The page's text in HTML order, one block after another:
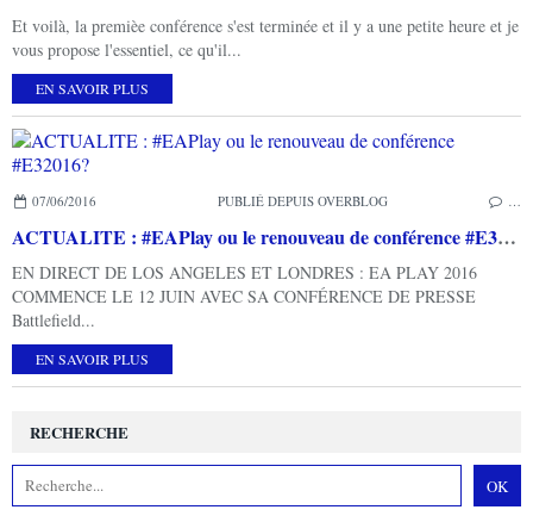
Et voilà, la premièe conférence s'est terminée et il y a une petite heure et je
vous propose l'essentiel, ce qu'il...
EN SAVOIR PLUS
07/06/2016 PUBLIÉ DEPUIS OVERBLOG
ACTUALITE : #EAPlay ou le renouveau de conférence #E32016?
EN DIRECT DE LOS ANGELES ET LONDRES : EA PLAY 2016
COMMENCE LE 12 JUIN AVEC SA CONFÉRENCE DE PRESSE
Battlefield...
EN SAVOIR PLUS
RECHERCHE